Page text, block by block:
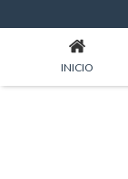
INICIO